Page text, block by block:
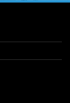
ルーキー！